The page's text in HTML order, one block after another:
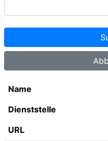
Name
Dienststelle
URL